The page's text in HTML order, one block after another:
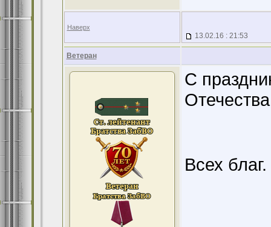
Наверх
13.02.16 : 21:53
Ветеран
С
Всех благ.